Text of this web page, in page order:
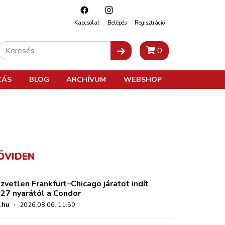
Kapcsolat Belépés Regisztráció
0
BLOG ARCHÍVUM WEBSHOP
Frankfurt–Chicago járatot indít
nyarától a Condor
· 2026.08.06. 11:50